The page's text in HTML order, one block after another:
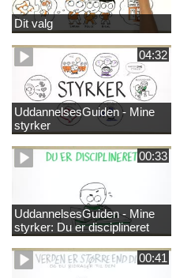
Dit valg
04:32
UddannelsesGuiden - Mine
styrker
00:33
UddannelsesGuiden - Mine
styrker: Du er disciplineret
00:41